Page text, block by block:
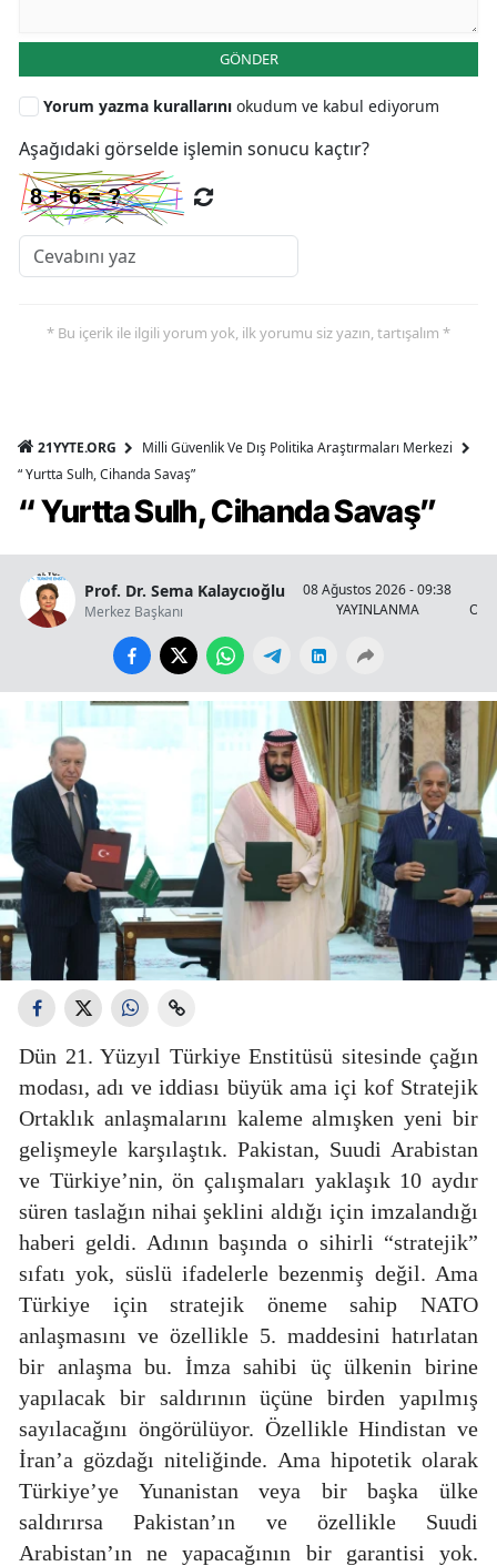
GÖNDER
Yorum yazma kurallarını okudum ve kabul ediyorum
Aşağıdaki görselde işlemin sonucu kaçtır?
* Bu içerik ile ilgili yorum yok, ilk yorumu siz yazın, tartışalım *
21YYTE.ORG
Milli Güvenlik Ve Dış Politika Araştırmaları Merkezi
“ Yurtta Sulh, Cihanda Savaş”
“ Yurtta Sulh, Cihanda Savaş”
Prof. Dr. Sema Kalaycıoğlu
Merkez Başkanı
08 Ağustos 2026 - 09:38
YAYINLANMA
Dün 21. Yüzyıl Türkiye Enstitüsü sitesinde çağın
modası, adı ve iddiası büyük ama içi kof Stratejik
Ortaklık anlaşmalarını kaleme almışken yeni bir
gelişmeyle karşılaştık. Pakistan, Suudi Arabistan
ve Türkiye’nin, ön çalışmaları yaklaşık 10 aydır
süren taslağın nihai şeklini aldığı için imzalandığı
haberi geldi. Adının başında o sihirli “stratejik”
sıfatı yok, süslü ifadelerle bezenmiş değil. Ama
Türkiye için stratejik öneme sahip NATO
anlaşmasını ve özellikle 5. maddesini hatırlatan
bir anlaşma bu. İmza sahibi üç ülkenin birine
yapılacak bir saldırının üçüne birden yapılmış
sayılacağını öngörülüyor. Özellikle Hindistan ve
İran’a gözdağı niteliğinde. Ama hipotetik olarak
Türkiye’ye Yunanistan veya bir başka ülke
saldırırsa Pakistan’ın ve özellikle Suudi
Arabistan’ın ne yapacağının bir garantisi yok.